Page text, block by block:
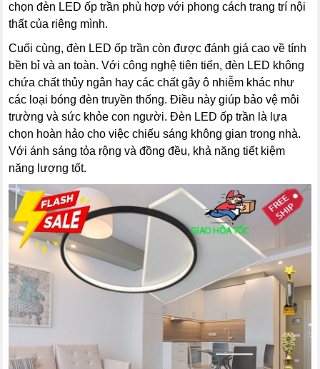
chọn đèn LED ốp trần phù hợp với phong cách trang trí nội
thất của riêng mình.
Cuối cùng, đèn LED ốp trần còn được đánh giá cao về tính
bền bỉ và an toàn. Với công nghệ tiên tiến, đèn LED không
chứa chất thủy ngân hay các chất gây ô nhiễm khác như
các loại bóng đèn truyền thống. Điều này giúp bảo vệ môi
trường và sức khỏe con người. Đèn LED ốp trần là lựa
chọn hoàn hảo cho việc chiếu sáng không gian trong nhà.
Với ánh sáng tỏa rộng và đồng đều, khả năng tiết kiệm
năng lượng tốt.